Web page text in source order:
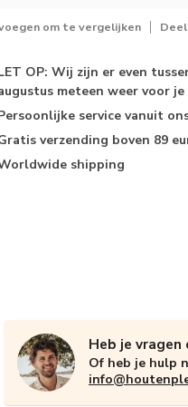
om te vergelijken
OP: Wij zijn er even
meteen weer voor je
service vanuit
verzending boven 89
shipping
Heb je
Of heb je hulp